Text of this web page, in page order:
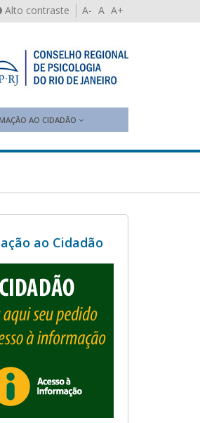
Alto contraste A- A A+
AO CIDADÃO
ao Cidadão